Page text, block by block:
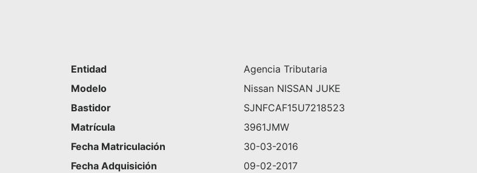
Entidad
Agencia Tributaria
Modelo
Nissan NISSAN JUKE
Bastidor
SJNFCAF15U7218523
Matrícula
3961JMW
Fecha Matriculación
30-03-2016
Fecha Adquisición
09-02-2017